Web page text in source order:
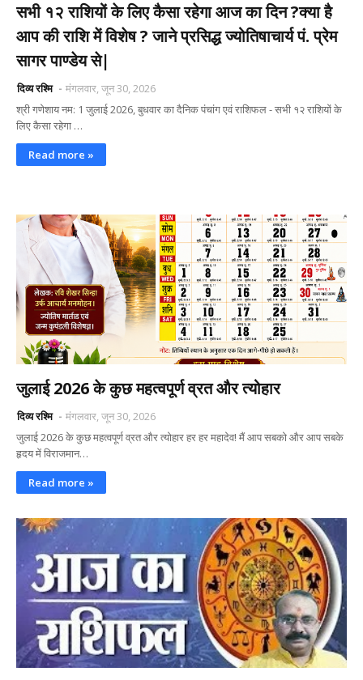
सभी १२ राशियों के लिए कैसा रहेगा आज का दिन ?क्या है
आप की राशि में विशेष ? जाने प्रसिद्ध ज्योतिषाचार्य पं. प्रेम
सागर पाण्डेय से|
दिव्य रश्मि
मंगलवार, जून 30, 2026
श्री गणेशाय नम: 1 जुलाई 2026, बुधवार का दैनिक पंचांग एवं राशिफल - सभी १२ राशियों के
लिए कैसा रहेगा …
Read more »
जुलाई 2026 के कुछ महत्वपूर्ण व्रत और त्योहार
दिव्य रश्मि
मंगलवार, जून 30, 2026
जुलाई 2026 के कुछ महत्वपूर्ण व्रत और त्योहार हर हर महादेव! मैं आप सबको और आप सबके
हृदय में विराजमान…
Read more »